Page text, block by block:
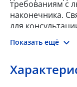
требованиям с
наконечника.
для
Показать ещё